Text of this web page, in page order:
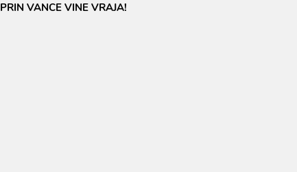
PRIN VANCE VINE VRAJA!